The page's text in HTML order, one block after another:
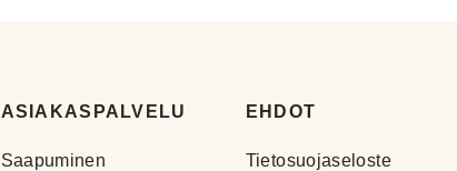
ASIAKASPALVELU
Saapuminen
EHDOT
Tietosuojaseloste